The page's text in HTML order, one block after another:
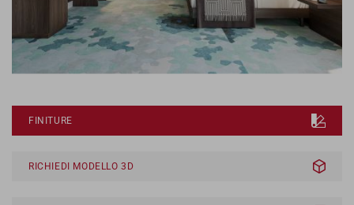
FINITURE
RICHIEDI MODELLO 3D